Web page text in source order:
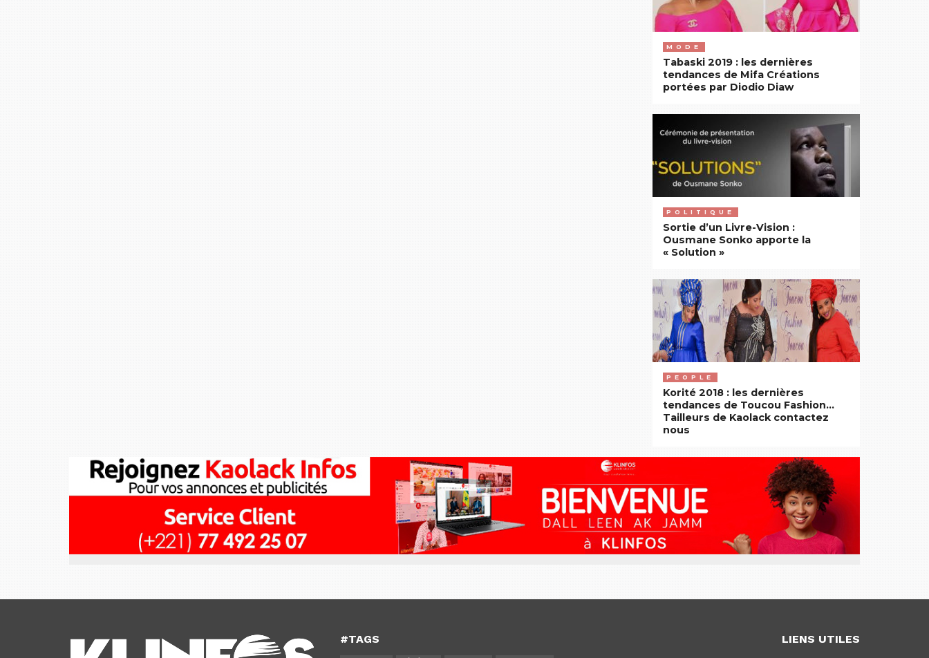
MODE
Tabaski 2019 : les dernières
tendances de Mifa Créations
portées par Diodio Diaw
POLITIQUE
Sortie d’un Livre-Vision :
Ousmane Sonko apporte la
« Solution »
PEOPLE
Korité 2018 : les dernières
tendances de Toucou Fashion…
Tailleurs de Kaolack contactez
nous
#TAGS LIENS UTILES